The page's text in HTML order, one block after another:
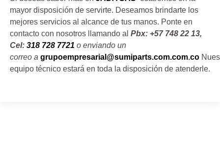
mayor disposición de servirte. Deseamos brindarte los
mejores servicios al alcance de tus manos. Ponte en
contacto con nosotros llamando al Pbx: +57 748 22 13,
Cel: 318 728 7721 o enviando un
correo a grupoempresarial@sumiparts.com.com.co
equipo técnico estará en toda la disposición de atenderle.